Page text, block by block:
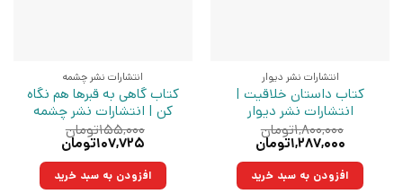
انتشارات نشر دیوار
کتاب داستان خلاقیت |
انتشارات نشر دیوار
۱,۸۰۰,۰۰۰تومان
قیمت
۱,۸۰۰,۰۰۰تومان
بود.
۱,۲۸۷,۰۰۰تومان
۱,۲۸۷,۰۰۰تومان.افزودن به سبد خرید
انتشارات نشر چشمه
کتاب گاهی به قبرها هم نگاه
کن | انتشارات نشر چشمه
۱۵۵,۰۰۰تومان
قیمت
۱۵۵,۰۰۰تومان
بود.
۱۰۷,۷۲۵تومان
۱۰۷,۷۲۵تومان.افزودن به سبد خرید